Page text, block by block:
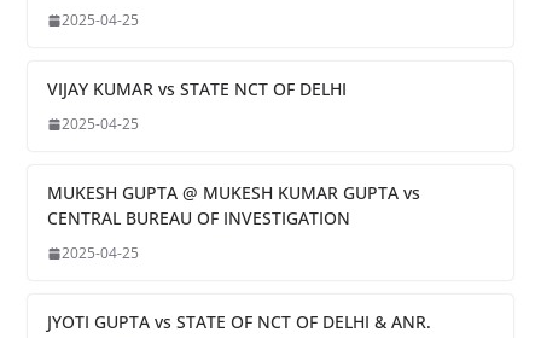
2025-04-25
VIJAY KUMAR vs STATE NCT OF DELHI
2025-04-25
MUKESH GUPTA @ MUKESH KUMAR GUPTA vs
CENTRAL BUREAU OF INVESTIGATION
2025-04-25
JYOTI GUPTA vs STATE OF NCT OF DELHI & ANR.